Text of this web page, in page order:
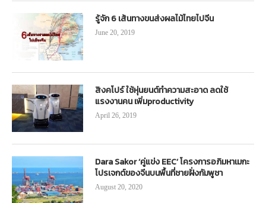
รู้จัก 6 เส้นทางขนส่งผลไม้ไทยไปจีน
June 20, 2019
สิงคโปร์ ใช้หุ่นยนต์ทำความสะอาด ลดใช้
แรงงานคน เพิ่มproductivity
April 26, 2019
Dara Sakor ‘คู่แข่ง EEC’ โครงการอภิมหาเมกะ
โปรเจกต์ของจีนบนพื้นที่ชายฝั่งกัมพูชา
August 20, 2020